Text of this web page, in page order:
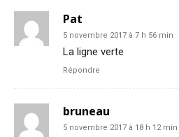
Pat
5 novembre 2017 à 7 h 56 min
La ligne verte
Répondre
bruneau
5 novembre 2017 à 18 h 12 min